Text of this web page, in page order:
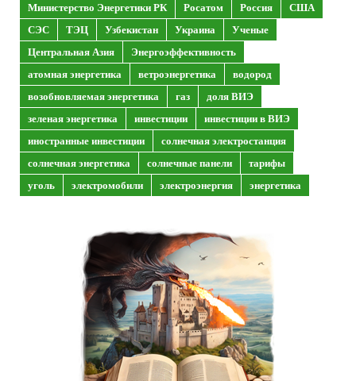
Министерство Энергетики РК
Росатом Россия
США
СЭС
ТЭЦ Узбекистан Украина
Ученые
Центральная Азия
Энергоэффективность
атомная энергетика
ветроэнергетика
водород
возобновляемая энергетика
газ
доля ВИЭ
зеленая энергетика
инвестиции
инвестиции в ВИЭ
иностранные инвестиции
солнечная электростанция
солнечная энергетика
солнечные панели
тарифы
уголь
электромобили электроэнергия энергетика